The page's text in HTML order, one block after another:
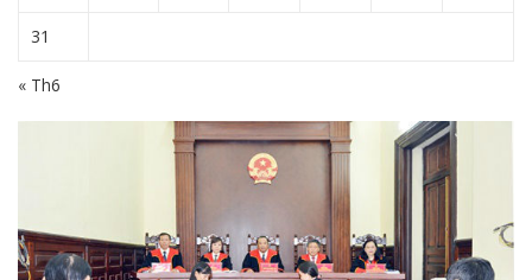
31
« Th6